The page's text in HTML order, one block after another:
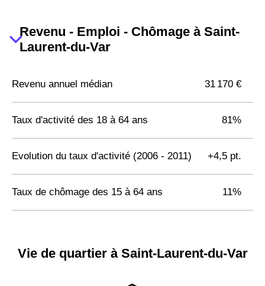
Revenu - Emploi - Chômage à Saint-
Laurent-du-Var
Revenu annuel médian 31 170 €
Taux d'activité des 18 à 64 ans 81%
Evolution du taux d'activité (2006 - 2011) +4,5 pt.
Taux de chômage des 15 à 64 ans 11%
Vie de quartier à Saint-Laurent-du-Var